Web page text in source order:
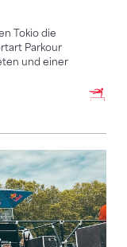
Tokio die
Parkour
und einer
qualifiziert